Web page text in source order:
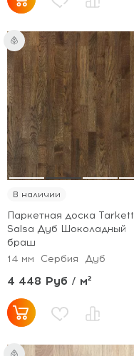
В наличии
Паркетная доска Tarkett
Salsa Дуб Шоколадный
браш
14 мм
Сербия Дуб
4 448 Руб / м²